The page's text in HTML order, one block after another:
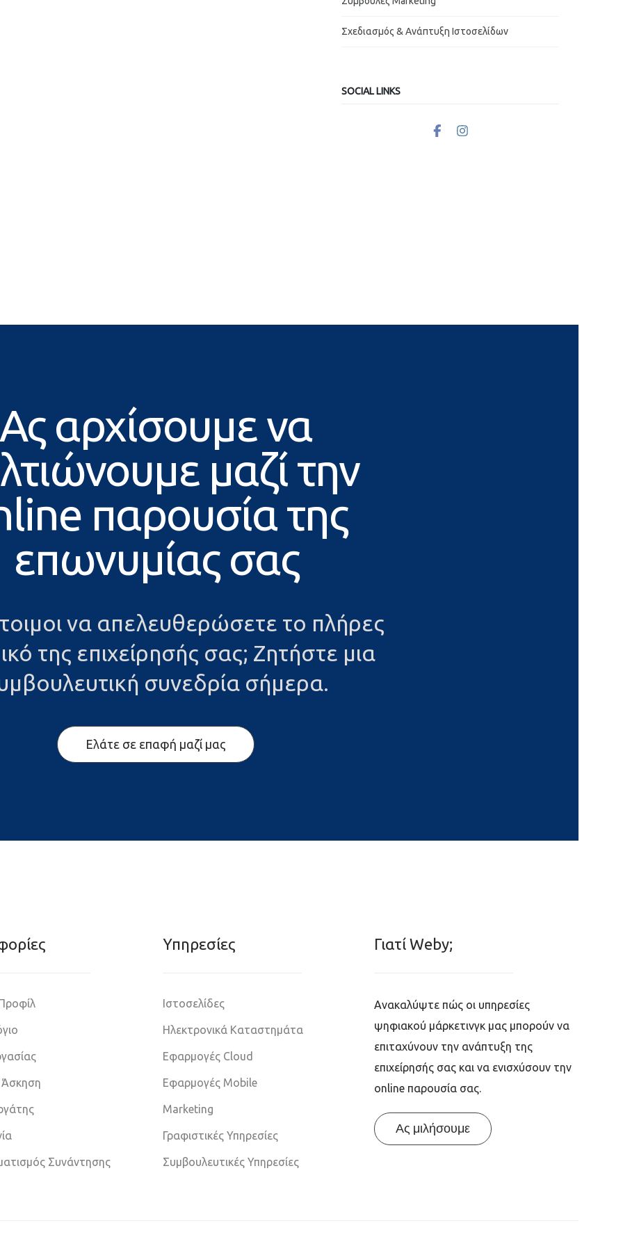
Σχεδιασμός & Ανάπτυξη Ιστοσελίδων
SOCIAL LINKS
Ας αρχίσουμε να
μαζί την
παρουσία της
επωνυμίας σας
να απελευθερώσετε το πλήρες
της επιχείρησής σας; Ζητήστε μια
συνεδρία σήμερα.
Ελάτε σε επαφή μαζί μας
Άσκηση
Συνάντησης
Υπηρεσίες
Ιστοσελίδες
Ηλεκτρονικά Καταστημάτα
Εφαρμογές Cloud
Εφαρμογές Mobile
Marketing
Γραφιστικές Υπηρεσίες
Συμβουλευτικές Υπηρεσίες
Γιατί Weby;
Ανακαλύψτε πώς οι υπηρεσίες
ψηφιακού μάρκετινγκ μας μπορούν να
επιταχύνουν την ανάπτυξη της
επιχείρησής σας και να ενισχύσουν την
online παρουσία σας.
Ας μιλήσουμε